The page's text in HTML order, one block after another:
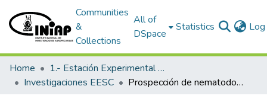
Communities
&
Collections
All of
DSpace
Statistics
Home
1.- Estación Experimental Santa Catalina
Investigaciones EESC
Prospección de nematodos entomopatógenos para el control de gusano blanco (Premnotrypes vorax Hustache) en Ecuador